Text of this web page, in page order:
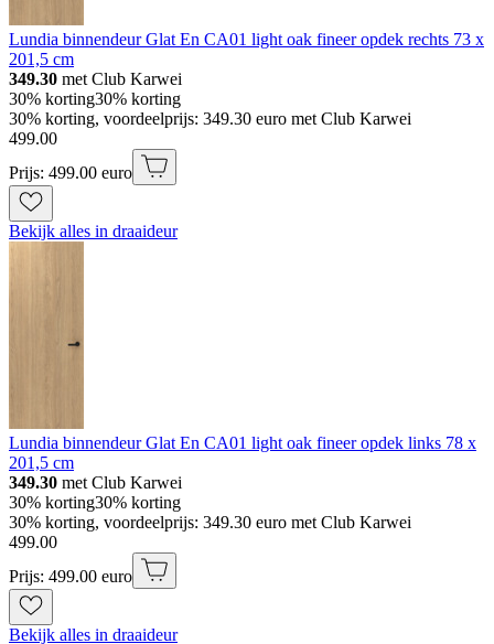
Lundia binnendeur Glat En CA01 light oak fineer opdek rechts 73 x
201,5 cm
349.30 met Club Karwei
30% korting30% korting
30% korting, voordeelprijs: 349.30 euro met Club Karwei
499.00
Prijs: 499.00 euro
Bekijk alles in draaideur
Lundia binnendeur Glat En CA01 light oak fineer opdek links 78 x
201,5 cm
349.30 met Club Karwei
30% korting30% korting
30% korting, voordeelprijs: 349.30 euro met Club Karwei
499.00
Prijs: 499.00 euro
Bekijk alles in draaideur